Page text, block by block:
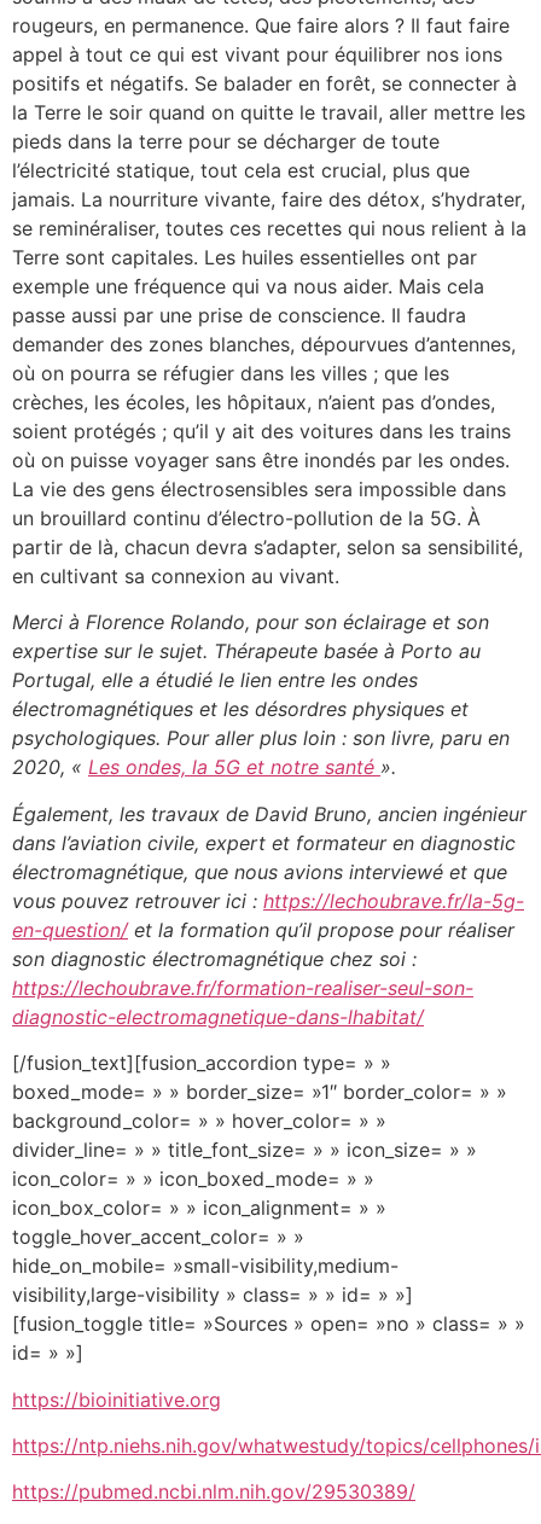
rougeurs, en permanence. Que faire alors ? Il faut faire
appel à tout ce qui est vivant pour équilibrer nos ions
positifs et négatifs. Se balader en forêt, se connecter à
la Terre le soir quand on quitte le travail, aller mettre les
pieds dans la terre pour se décharger de toute
l’électricité statique, tout cela est crucial, plus que
jamais. La nourriture vivante, faire des détox, s’hydrater,
se reminéraliser, toutes ces recettes qui nous relient à la
Terre sont capitales. Les huiles essentielles ont par
exemple une fréquence qui va nous aider. Mais cela
passe aussi par une prise de conscience. Il faudra
demander des zones blanches, dépourvues d’antennes,
où on pourra se réfugier dans les villes ; que les
crèches, les écoles, les hôpitaux, n’aient pas d’ondes,
soient protégés ; qu’il y ait des voitures dans les trains
où on puisse voyager sans être inondés par les ondes.
La vie des gens électrosensibles sera impossible dans
un brouillard continu d’électro-pollution de la 5G. À
partir de là, chacun devra s’adapter, selon sa sensibilité,
en cultivant sa connexion au vivant.
Merci à Florence Rolando, pour son éclairage et son
expertise sur le sujet. Thérapeute basée à Porto au
Portugal, elle a étudié le lien entre les ondes
électromagnétiques et les désordres physiques et
psychologiques. Pour aller plus loin : son livre, paru en
2020, « Les ondes, la 5G et notre santé ».
Également, les travaux de David Bruno, ancien ingénieur
dans l’aviation civile, expert et formateur en diagnostic
électromagnétique, que nous avions interviewé et que
vous pouvez retrouver ici : https://lechoubrave.fr/la-5g-
en-question/et la formation qu’il propose pour réaliser
son diagnostic électromagnétique chez soi :
https://lechoubrave.fr/formation-realiser-seul-son-
diagnostic-electromagnetique-dans-lhabitat/
[/fusion_text][fusion_accordion type= » »
boxed_mode= » » border_size= »1″ border_color= » »
background_color= » » hover_color= » »
divider_line= » » title_font_size= » » icon_size= » »
icon_color= » » icon_boxed_mode= » »
icon_box_color= » » icon_alignment= » »
toggle_hover_accent_color= » »
hide_on_mobile= »small-visibility,medium-
visibility,large-visibility » class= » » id= » »]
[fusion_toggle title= »Sources » open= »no » class= » »
id= » »]
https://bioinitiative.org
https://ntp.niehs.nih.gov/whatwestudy/topics/
https://pubmed.ncbi.nlm.nih.gov/29530389/